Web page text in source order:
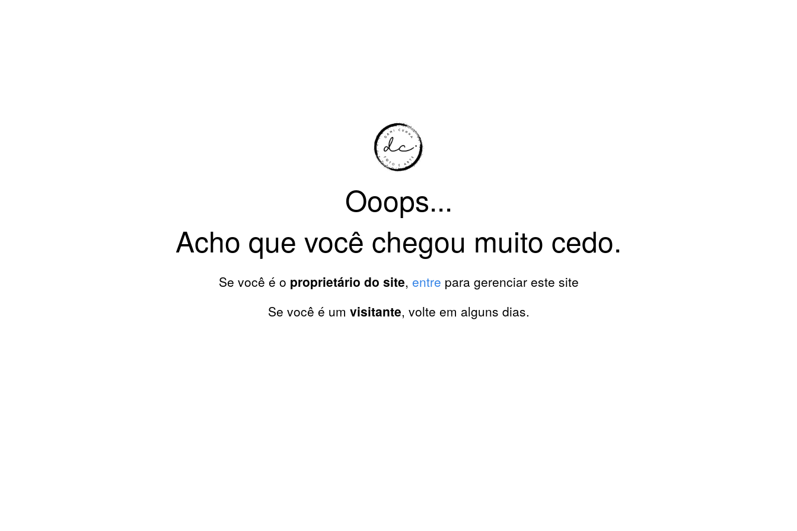
Ooops...
Acho que você chegou muito cedo.
Se você é o proprietário do site, entre para gerenciar este site
Se você é um visitante, volte em alguns dias.